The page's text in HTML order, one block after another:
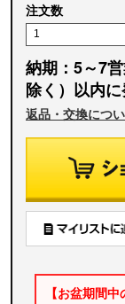
注文数
納期：5～7
除く）以内
返品・交換につ
【お盆期間